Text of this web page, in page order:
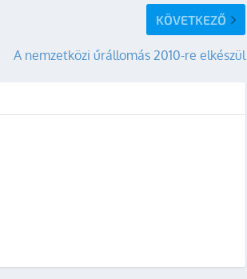
KÖVETKEZŐ
A nemzetközi űrállomás 2010-re elkészül